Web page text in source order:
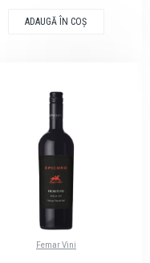
ADAUGĂ ÎN COŞ
Femar Vini